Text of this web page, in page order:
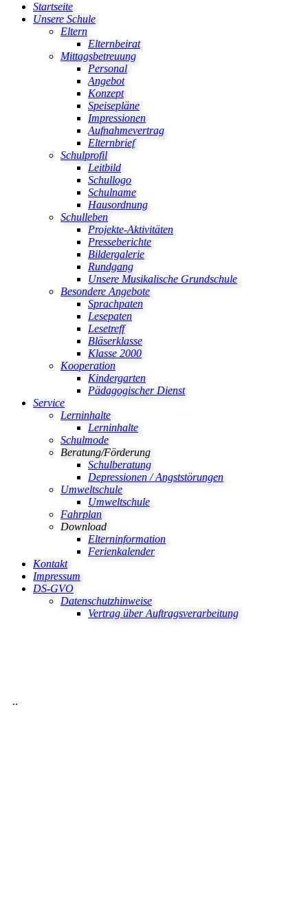
Startseite
Unsere Schule
Eltern
Elternbeirat
Mittagsbetreuung
Personal
Angebot
Konzept
Speisepläne
Impressionen
Aufnahmevertrag
Elternbrief
Schulprofil
Leitbild
Schullogo
Schulname
Hausordnung
Schulleben
Projekte-Aktivitäten
Presseberichte
Bildergalerie
Rundgang
Unsere Musikalische Grundschule
Besondere Angebote
Sprachpaten
Lesepaten
Lesetreff
Bläserklasse
Klasse 2000
Kooperation
Kindergarten
Pädagogischer Dienst
Service
Lerninhalte
Lerninhalte
Schulmode
Beratung/Förderung
Schulberatung
Depressionen / Angststörungen
Umweltschule
Umweltschule
Fahrplan
Download
Elterninformation
Ferienkalender
Kontakt
Impressum
DS-GVO
Datenschutzhinweise
Vertrag über Auftragsverarbeitung
..